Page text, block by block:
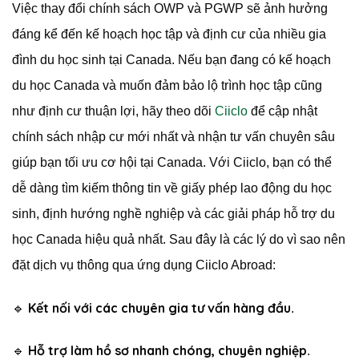
Việc thay đổi chính sách OWP và PGWP sẽ ảnh hưởng
đáng kể đến kế hoạch học tập và định cư của nhiều gia
đình du học sinh tại Canada. Nếu bạn đang có kế hoạch
du học Canada và muốn đảm bảo lộ trình học tập cũng
như định cư thuận lợi, hãy theo dõi Ciiclo để cập nhật
chính sách nhập cư mới nhất và nhận tư vấn chuyên sâu
giúp bạn tối ưu cơ hội tại Canada. Với Ciiclo, bạn có thể
dễ dàng tìm kiếm thông tin về giấy phép lao động du học
sinh, định hướng nghề nghiệp và các giải pháp hỗ trợ du
học Canada hiệu quả nhất. Sau đây là các lý do vì sao nên
đặt dịch vụ thông qua ứng dụng Ciiclo Abroad:
🔹 Kết nối với các chuyên gia tư vấn hàng đầu.
🔹 Hỗ trợ làm hồ sơ nhanh chóng, chuyên nghiệp.